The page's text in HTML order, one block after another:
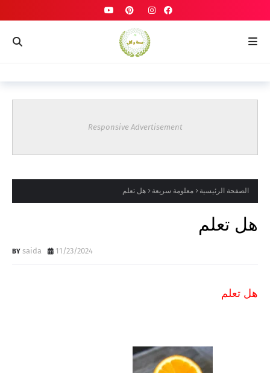
Responsive Advertisement
الصفحة الرئيسية معلومة سريعة هل تعلم
هل تعلم
saida 11/23/2024
هل تعلم